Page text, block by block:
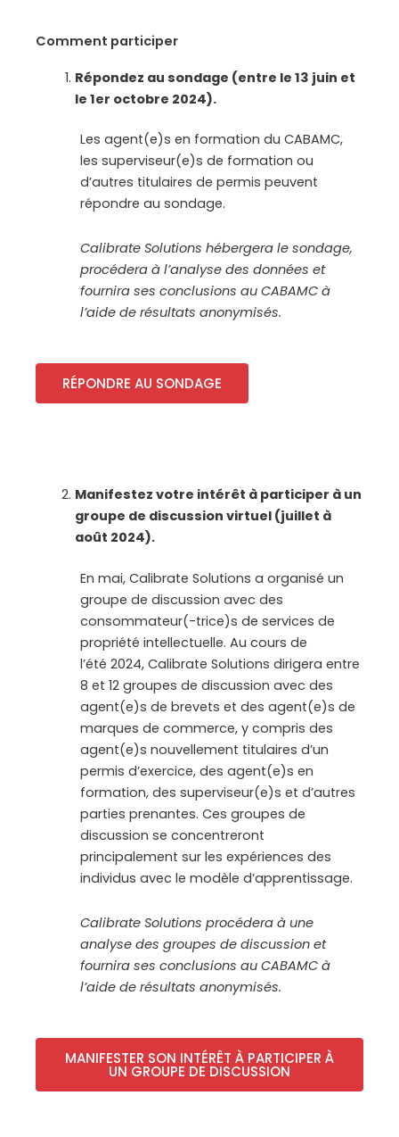
Comment participer
Répondez au sondage (entre le 13 juin et
le 1er octobre 2024).
Les agent(e)s en formation du CABAMC,
les superviseur(e)s de formation ou
d’autres titulaires de permis peuvent
répondre au sondage.
Calibrate Solutions hébergera le sondage,
procédera à l’analyse des données et
fournira ses conclusions au CABAMC à
l’aide de résultats anonymisés.
RÉPONDRE AU SONDAGE
Manifestez votre intérêt à participer à un
groupe de discussion virtuel (juillet à
août 2024).
En mai, Calibrate Solutions a organisé un
groupe de discussion avec des
consommateur(-trice)s de services de
propriété intellectuelle. Au cours de
l’été 2024, Calibrate Solutions dirigera entre
8 et 12 groupes de discussion avec des
agent(e)s de brevets et des agent(e)s de
marques de commerce, y compris des
agent(e)s nouvellement titulaires d’un
permis d’exercice, des agent(e)s en
formation, des superviseur(e)s et d’autres
parties prenantes. Ces groupes de
discussion se concentreront
principalement sur les expériences des
individus avec le modèle d’apprentissage.
Calibrate Solutions procédera à une
analyse des groupes de discussion et
fournira ses conclusions au CABAMC à
l’aide de résultats anonymisés.
MANIFESTER SON INTÉRÊT À PARTICIPER À
UN GROUPE DE DISCUSSION